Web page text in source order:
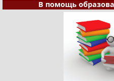
В помощь